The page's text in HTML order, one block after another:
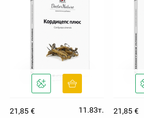
21,85 €
11.83т.
21,85 €